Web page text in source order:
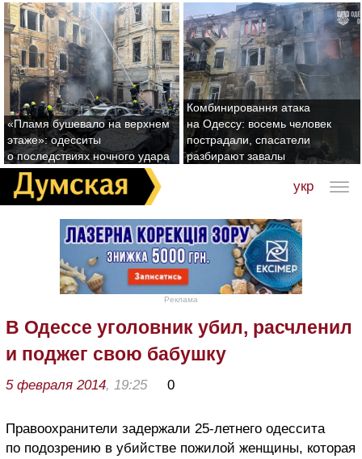
«Пламя бушевало на верхнем
этаже»: одесситы
о последствиях ночного удара
Комбинировання атака
на Одессу: восемь человек
пострадали, спасатели
разбирают завалы
укр
Реклама
В Одессе уголовник убил, расчленил
и поджег свою бабушку
5 февраля 2014, 19:25 0
Правоохранители задержали 25-летнего одессита
по подозрению в убийстве пожилой женщины, которая